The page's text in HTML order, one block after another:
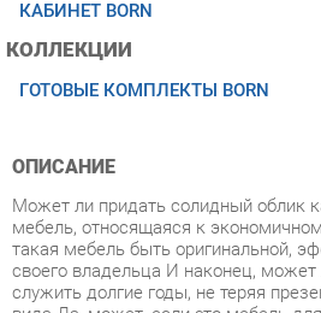
ГОТОВЫЕ КОМПЛЕКТЫ BORN
ОПИСАНИЕ
такая мебель быть оригинальной,
служить долгие годы, не теряя
вида Да, может, если это мебель для
Условия покупки
Благодаря качественным фото,